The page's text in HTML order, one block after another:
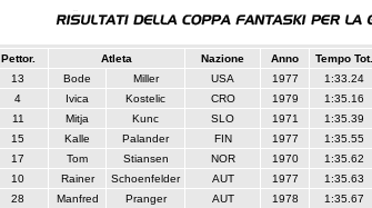
Pettor. Atleta Nazione Anno Tempo Tot.
13 Bode Miller USA 1977 1:33.24
4 Ivica Kostelic CRO 1979 1:35.16
11 Mitja Kunc SLO 1971 1:35.39
15 Kalle Palander FIN 1977 1:35.55
17 Tom Stiansen NOR 1970 1:35.62
10 Rainer Schoenfelder AUT 1977 1:35.63
28 Manfred Pranger AUT 1978 1:35.67